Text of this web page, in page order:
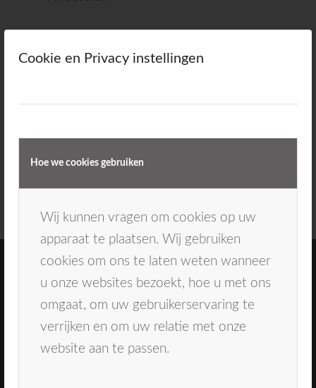
Cookie en Privacy instellingen
Hoe we cookies gebruiken
Wij kunnen vragen om cookies op uw
apparaat te plaatsen. Wij gebruiken
cookies om ons te laten weten wanneer
u onze websites bezoekt, hoe u met ons
omgaat, om uw gebruikerservaring te
verrijken en om uw relatie met onze
website aan te passen.
uitstekend (10).
Direct naar